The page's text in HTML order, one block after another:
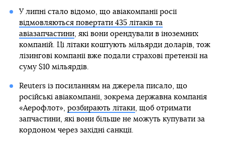
У липні стало відомо, що авіакомпанії росії
відмовляються повертати 435 літаків та
авіазапчастини, які вони орендували в іноземних
компаній. Ці літаки коштують мільярди доларів, тож
лізингові компанії вже подали страхові претензії на
суму $10 мільярдів.
Reuters із посиланням на джерела писало, що
російські авіакомпанії, зокрема державна компанія
«Аерофлот», розбирають літаки, щоб отримати
запчастини, які вони більше не можуть купувати за
кордоном через західні санкції.